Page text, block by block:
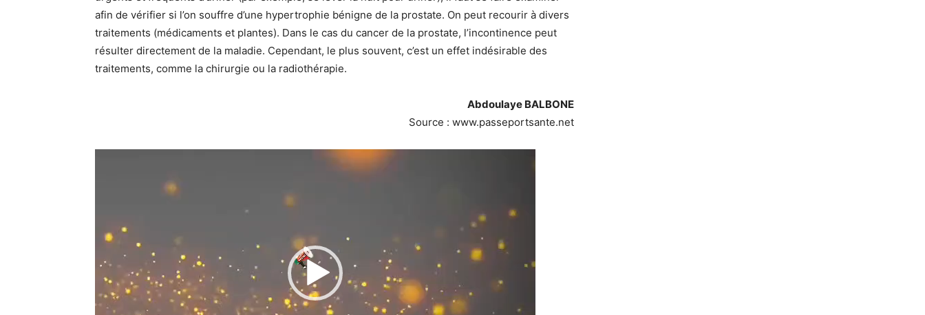
afin de vérifier si l’on souffre d’une hypertrophie bénigne de la prostate. On peut recourir à divers
traitements (médicaments et plantes). Dans le cas du cancer de la prostate, l’incontinence peut
résulter directement de la maladie. Cependant, le plus souvent, c’est un effet indésirable des
traitements, comme la chirurgie ou la radiothérapie.
Abdoulaye BALBONE
Source : www.passeportsante.net
Lecteur